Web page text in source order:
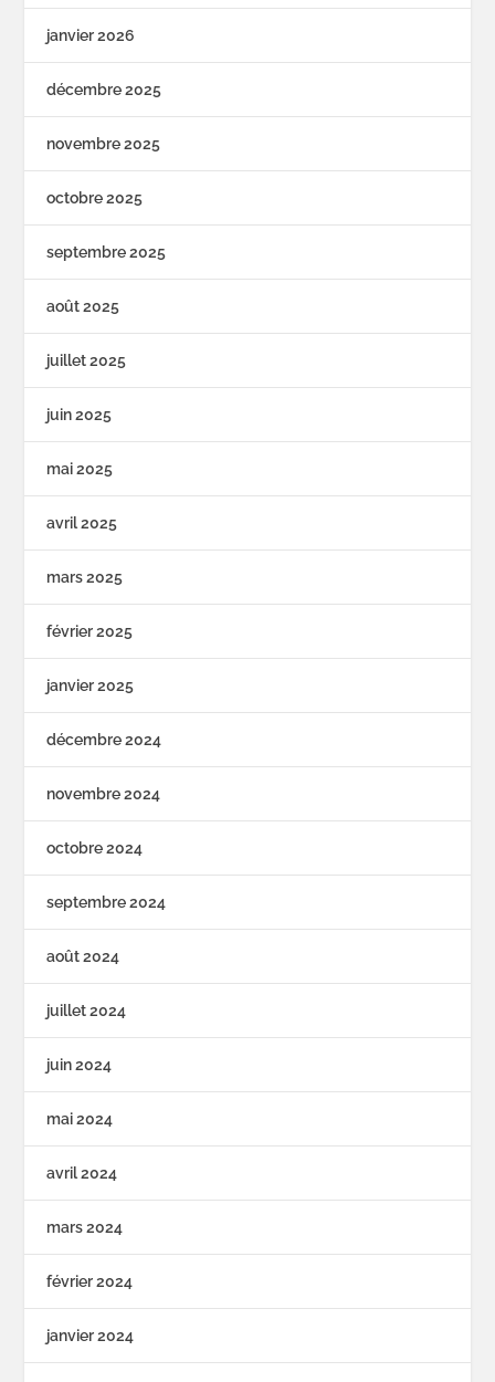
janvier 2026
décembre 2025
novembre 2025
octobre 2025
septembre 2025
août 2025
juillet 2025
juin 2025
mai 2025
avril 2025
mars 2025
février 2025
janvier 2025
décembre 2024
novembre 2024
octobre 2024
septembre 2024
août 2024
juillet 2024
juin 2024
mai 2024
avril 2024
mars 2024
février 2024
janvier 2024